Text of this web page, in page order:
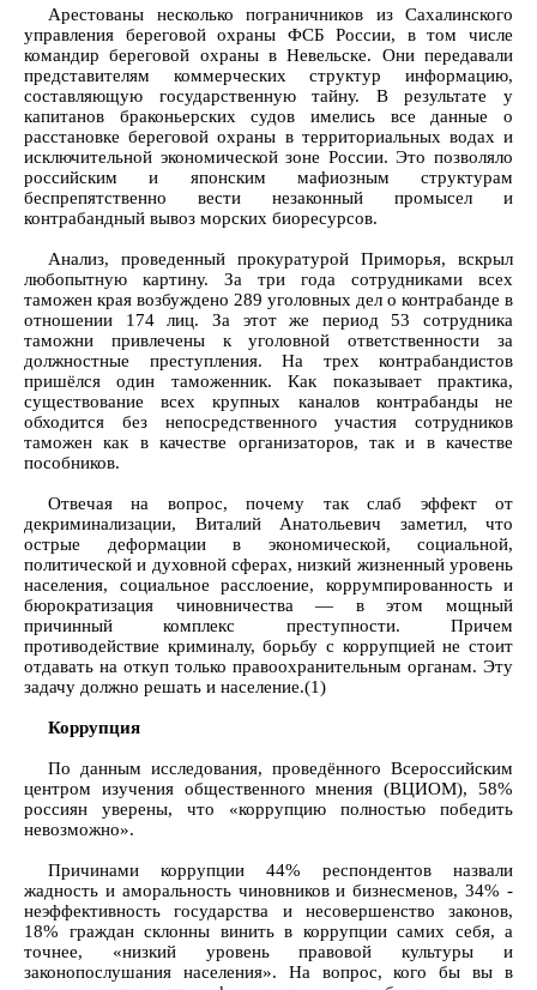
Арестованы несколько пограничников из Сахалинского
управления береговой охраны ФСБ России, в том числе
командир береговой охраны в Невельске. Они передавали
представителям коммерческих структур информацию,
составляющую государственную тайну. В результате у
капитанов браконьерских судов имелись все данные о
расстановке береговой охраны в территориальных водах и
исключительной экономической зоне России. Это позволяло
российским и японским мафиозным структурам
беспрепятственно вести незаконный промысел и
контрабандный вывоз морских биоресурсов.
Анализ, проведенный прокуратурой Приморья, вскрыл
любопытную картину. За три года сотрудниками всех
таможен края возбуждено 289 уголовных дел о контрабанде в
отношении 174 лиц. За этот же период 53 сотрудника
таможни привлечены к уголовной ответственности за
должностные преступления. На трех контрабандистов
пришёлся один таможенник. Как показывает практика,
существование всех крупных каналов контрабанды не
обходится без непосредственного участия сотрудников
таможен как в качестве организаторов, так и в качестве
пособников.
Отвечая на вопрос, почему так слаб эффект от
декриминализации, Виталий Анатольевич заметил, что
острые деформации в экономической, социальной,
политической и духовной сферах, низкий жизненный уровень
населения, социальное расслоение, коррумпированность и
бюрократизация чиновничества — в этом мощный
причинный комплекс преступности. Причем
противодействие криминалу, борьбу с коррупцией не стоит
отдавать на откуп только правоохранительным органам. Эту
задачу должно решать и население.(1)
Коррупция
По данным исследования, проведённого Всероссийским
центром изучения общественного мнения (ВЦИОМ), 58%
россиян уверены, что «коррупцию полностью победить
невозможно».
Причинами коррупции 44% респондентов назвали
жадность и аморальность чиновников и бизнесменов, 34% -
неэффективность государства и несовершенство законов,
18% граждан склонны винить в коррупции самих себя, а
точнее, «низкий уровень правовой культуры и
законопослушания населения». На вопрос, кого бы вы в